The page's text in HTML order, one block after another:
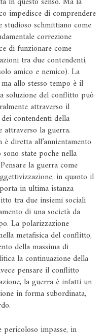
impedisce di comprendere
schmittiano come
correzione
di funzionare come
tra due contendenti,
amico e nemico). La
allo stesso tempo è il
soluzione del conflitto può
attraverso il
contendenti della
attraverso la guerra.
diretta all’annientamento
state poche nella
la guerra come
in quanto il
in ultima istanza
tra due insiemi sociali
di una società da
La polarizzazione
metafisica del conflitto,
della massima di
la continuazione della
pensare il conflitto
la guerra è infatti un
in forma subordinata,
impasse, in